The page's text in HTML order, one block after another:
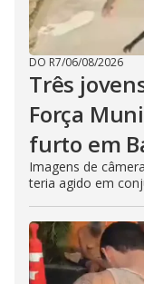
DO R7/06/08/2026
Três
Força
furto em
Imagens de
teria agido em